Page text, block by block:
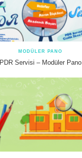
MODÜLER PANO
PDR Servisi – Modüler Pano